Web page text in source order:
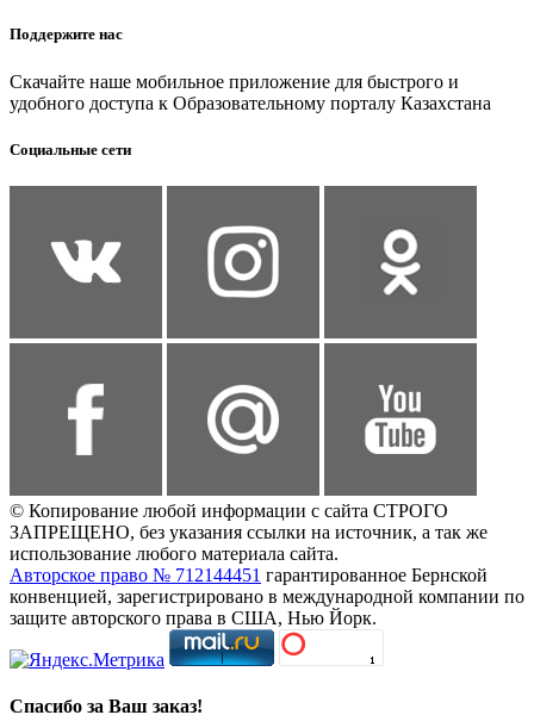
Поддержите нас
Скачайте наше мобильное приложение для быстрого и
удобного доступа к Образовательному порталу Казахстана
Социальные сети
© Копирование любой информации с сайта СТРОГО
ЗАПРЕЩЕНО, без указания ссылки на источник, а так же
использование любого материала сайта.
Авторское право № 712144451 гарантированное Бернской
конвенцией, зарегистрировано в международной компании по
защите авторского права в США, Нью Йорк.
Спасибо за Ваш заказ!